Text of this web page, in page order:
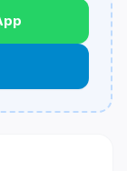
participantes